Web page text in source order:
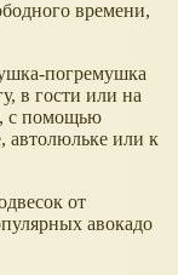
времени,
погремушка
в гости или на
с помощью
автолюльке или к
от
авокадо